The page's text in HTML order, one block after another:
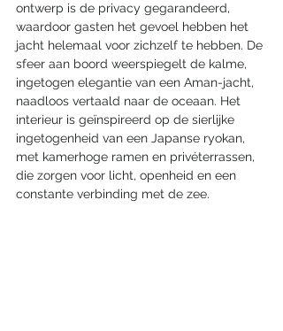
ontwerp is de privacy gegarandeerd,
waardoor gasten het gevoel hebben het
jacht helemaal voor zichzelf te hebben. De
sfeer aan boord weerspiegelt de kalme,
ingetogen elegantie van een Aman-jacht,
naadloos vertaald naar de oceaan. Het
interieur is geïnspireerd op de sierlijke
ingetogenheid van een Japanse ryokan,
met kamerhoge ramen en privéterrassen,
die zorgen voor licht, openheid en een
constante verbinding met de zee.